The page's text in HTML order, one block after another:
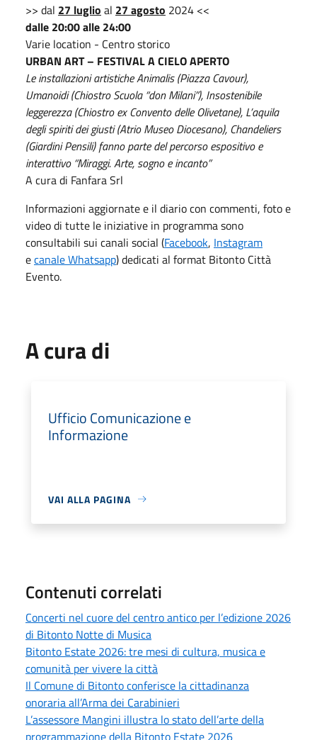
>> dal 27 luglio al 27 agosto 2024 <<
dalle 20:00 alle 24:00
Varie location - Centro storico
URBAN ART – FESTIVAL A CIELO APERTO
Le installazioni artistiche Animalis (Piazza Cavour),
Umanoidi (Chiostro Scuola “don Milani”), Insostenibile
leggerezza (Chiostro ex Convento delle Olivetane), L’aquila
degli spiriti dei giusti (Atrio Museo Diocesano), Chandeliers
(Giardini Pensili) fanno parte del percorso espositivo e
interattivo “Miraggi. Arte, sogno e incanto”
A cura di Fanfara Srl
Informazioni aggiornate e il diario con commenti, foto e
video di tutte le iniziative in programma sono
consultabili sui canali social (Facebook, Instagram
ecanale Whatsapp) dedicati al format Bitonto Città
Evento.
A cura di
Ufficio Comunicazione e
Informazione
VAI ALLA PAGINA
Contenuti correlati
Concerti nel cuore del centro antico per l’edizione 2026
di Bitonto Notte di Musica
Bitonto Estate 2026: tre mesi di cultura, musica e
comunità per vivere la città
Il Comune di Bitonto conferisce la cittadinanza
onoraria all’Arma dei Carabinieri
L’assessore Mangini illustra lo stato dell’arte della
programmazione della Bitonto Estate 2026